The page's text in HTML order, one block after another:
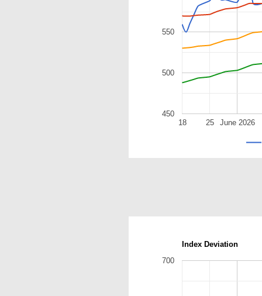
June 2026
18 25
450
500
550
Index Deviation
700